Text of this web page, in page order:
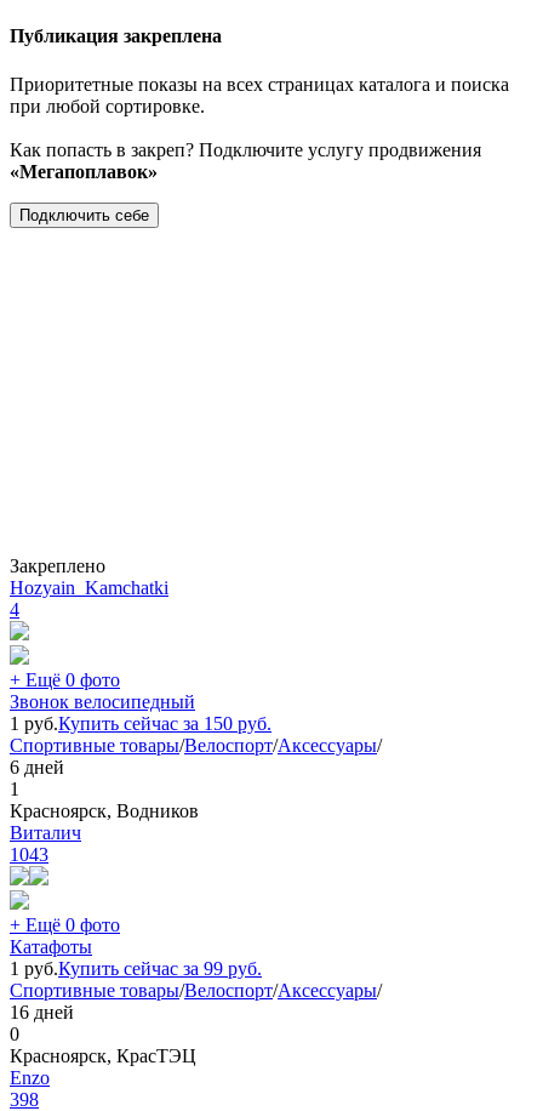
Публикация закреплена
Приоритетные показы на всех страницах каталога и поиска
при любой сортировке.
Как попасть в закреп? Подключите услугу продвижения
«Мегапоплавок»
Подключить себе
Закреплено
Hozyain_Kamchatki
4
+ Ещё 0 фото
Звонок велосипедный
1 руб.Купить сейчас за 150 руб.
Спортивные товары/Велоспорт/Аксессуары/
6 дней
1
Красноярск, Водников
Виталич
1043
+ Ещё 0 фото
Катафоты
1 руб.Купить сейчас за 99 руб.
Спортивные товары/Велоспорт/Аксессуары/
16 дней
0
Красноярск, КрасТЭЦ
Еnzo
398